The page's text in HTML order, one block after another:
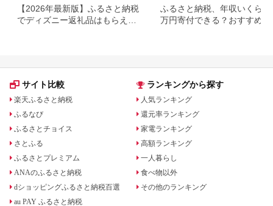
【2026年最新版】ふるさと納税
でディズニー返礼品はもらえ
ふるさと納税、年収いくらで
万円寄付できる？おすすめ返
サイト比較
楽天ふるさと納税
ふるなび
ふるさとチョイス
さとふる
ふるさとプレミアム
ANAのふるさと納税
dショッピングふるさと納税百選
au PAY ふるさと納税
ランキングから探す
人気ランキング
還元率ランキング
家電ランキング
高額ランキング
一人暮らし
食べ物以外
その他のランキング